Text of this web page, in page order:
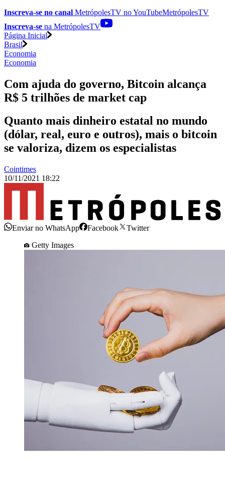
Inscreva-se no canal MetrópolesTV noYouTubeMetrópolesTV
Inscreva-se na MetrópolesTV
Página Inicial
Brasil
Economia
Economia
Com ajuda do governo, Bitcoin alcança
R$ 5 trilhões de market cap
Quanto mais dinheiro estatal no mundo
(dólar, real, euro e outros), mais o bitcoin
se valoriza, dizem os especialistas
Cointimes
10/11/2021 18:22
Enviar no WhatsApp Facebook
Twitter
Getty Images